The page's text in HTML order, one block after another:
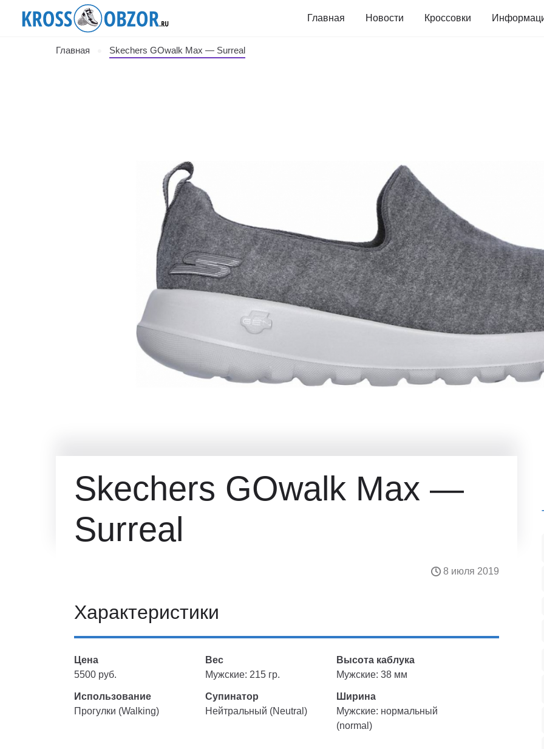
Главная Новости Кроссовки
Главная Skechers GOwalk Max — Surreal
Skechers GOwalk Max —
Surreal
8 июля 2019
Характеристики
Цена
5500 руб.
Вес
Мужские: 215 гр.
Высота каблука
Мужские: 38 мм
Использование
Прогулки (Walking)
Супинатор
Нейтральный (Neutral)
Ширина
Мужские: нормальный
(normal)